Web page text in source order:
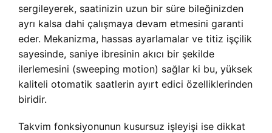
sergileyerek, saatinizin uzun bir süre bileğinizden
ayrı kalsa dahi çalışmaya devam etmesini garanti
eder. Mekanizma, hassas ayarlamalar ve titiz işçilik
sayesinde, saniye ibresinin akıcı bir şekilde
ilerlemesini (sweeping motion) sağlar ki bu, yüksek
kaliteli otomatik saatlerin ayırt edici özelliklerinden
biridir.
Takvim fonksiyonunun kusursuz işleyişi ise dikkat